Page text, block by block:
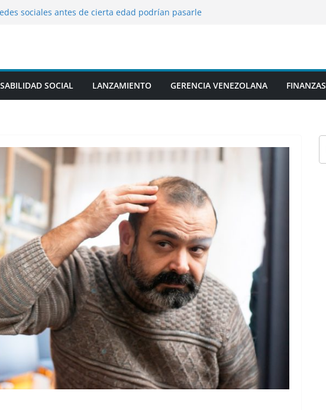
sociales antes de cierta edad podrían pasarle
de noviembre
el padre de Lionel Messi
SOCIAL LANZAMIENTO GERENCIA VENEZOLANA FINANZAS